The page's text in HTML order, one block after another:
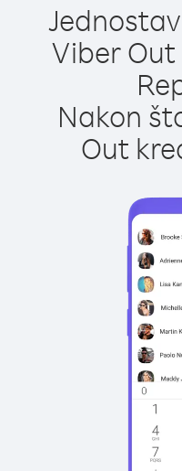
Viber
Nakon
Out